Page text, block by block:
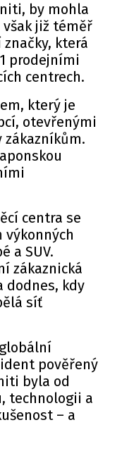
by mohla
již téměř
která
prodejními
centrech.
který je
otevřenými
centra se
a SUV.
zákaznická
dodnes, kdy
síť
pověřený
byla od
technologii a
– a